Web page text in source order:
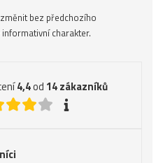
bez předchozího
charakter.
4,4od 14zákazníků